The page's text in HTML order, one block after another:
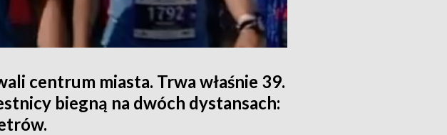
centrum miasta. Trwa właśnie 39.
biegną na dwóch dystansach: